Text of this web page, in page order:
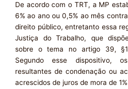
De acordo com o TRT, a MP
6% ao ano ou 0,5% ao mês
direito público, entretanto essa
Justiça do Trabalho, que
sobre o tema no artigo 39,
Segundo esse dispositivo,
resultantes de condenação ou
acrescidos de juros de mora de